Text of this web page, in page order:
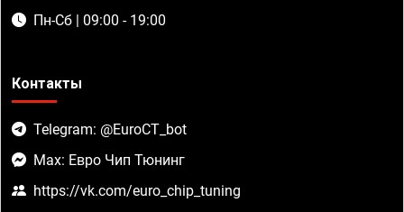
Пн-Сб | 09:00 - 19:00
Контакты
Telegram: @EuroCT_bot
Max: Евро Чип Тюнинг
https://vk.com/euro_chip_tuning